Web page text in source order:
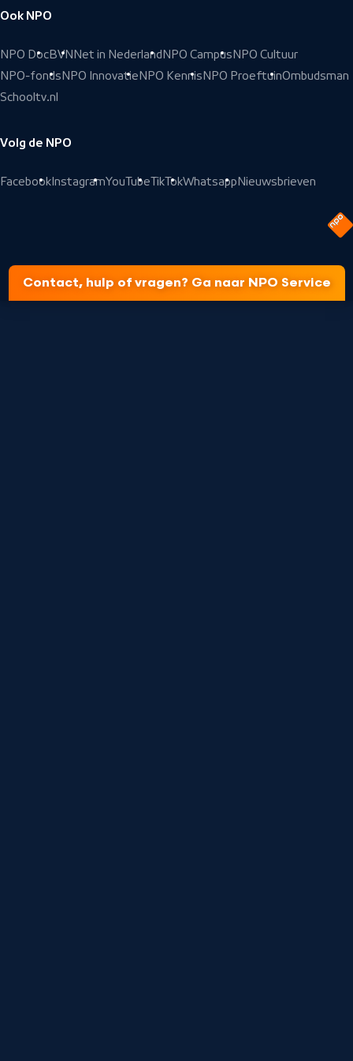
Ook NPO
NPO DocBVN Net in Nederland NPO Campus NPO Cultuur
NPO-fonds NPO Innovatie NPO Kennis NPO ProeftuinOmbudsman
Schooltv.nl
Volg de NPO
Facebook InstagramYouTubeTikTokWhatsapp Nieuwsbrieven
Contact, hulp of vragen? Ga naar NPO Service